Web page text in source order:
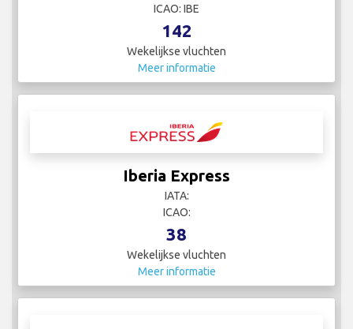
ICAO: IBE
142
Wekelijkse vluchten
Meer informatie
Iberia Express
IATA:
ICAO:
38
Wekelijkse vluchten
Meer informatie